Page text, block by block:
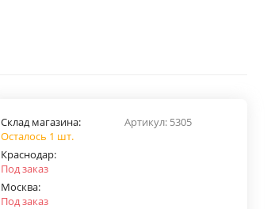
Артикул: 5305
Склад магазина:
Осталось 1 шт.
Краснодар:
Под заказ
Москва:
Под заказ